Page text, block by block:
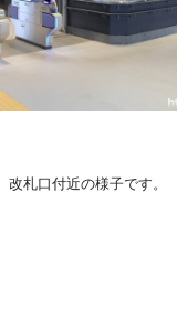
改札口付近の様子です。